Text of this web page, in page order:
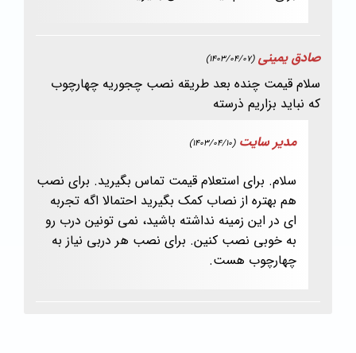
صادق یمینی (1403/04/07)
سلام قیمت چنده بعد طریقه نصب چجوریه چهارچوب
که نباید بزاریم ذرسته
مدیر سایت (1403/04/10)
سلام. برای استعلام قیمت تماس بگیرید. برای نصب
هم بهتره از نصاب کمک بگیرید احتمالا اگه تجربه
ای در این زمینه نداشته باشید، نمی تونین درب رو
به خوبی نصب کنین. برای نصب هر دربی نیاز به
چهارچوب هست.